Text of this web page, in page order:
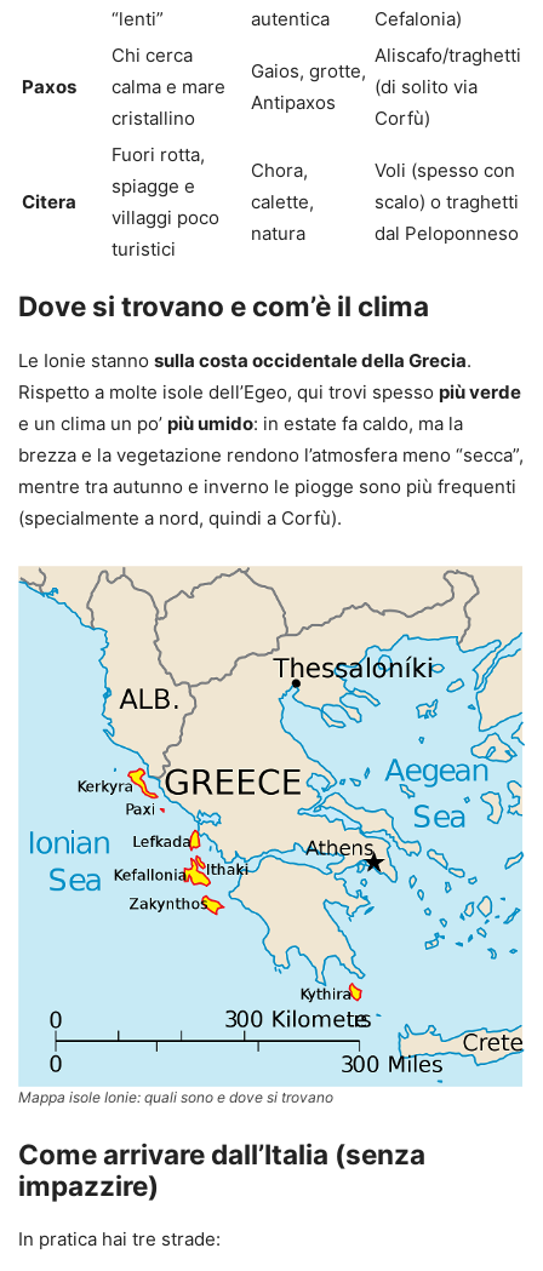
“lenti”
autentica
Cefalonia)
Paxos
Chi cerca
calma e mare
cristallino
Gaios, grotte,
Antipaxos
Aliscafo/traghetti
(di solito via
Corfù)
Citera
Fuori rotta,
spiagge e
villaggi poco
turistici
Chora,
calette,
natura
Voli (spesso con
scalo) o traghetti
dal Peloponneso
Dove si trovano e com’è il clima
Le Ionie stanno sulla costa occidentale della Grecia.
Rispetto a molte isole dell’Egeo, qui trovi spesso più verde
e un clima un po’ più umido: in estate fa caldo, ma la
brezza e la vegetazione rendono l’atmosfera meno “secca”,
mentre tra autunno e inverno le piogge sono più frequenti
(specialmente a nord, quindi a Corfù).
Mappa isole Ionie: quali sono e dove si trovano
Come arrivare dall’Italia (senza
impazzire)
In pratica hai tre strade: